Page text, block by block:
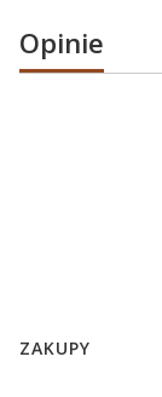
Opinie
Linki w
ZAKUPY